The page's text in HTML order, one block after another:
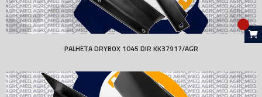
PALHETA DRYBOX 1045 DIR KK37917/AGR